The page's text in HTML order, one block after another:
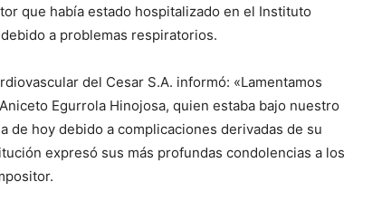
que había estado hospitalizado en el Instituto
a problemas respiratorios.
del Cesar S.A. informó: «Lamentamos
Egurrola Hinojosa, quien estaba bajo nuestro
de hoy debido a complicaciones derivadas de su
expresó sus más profundas condolencias a los